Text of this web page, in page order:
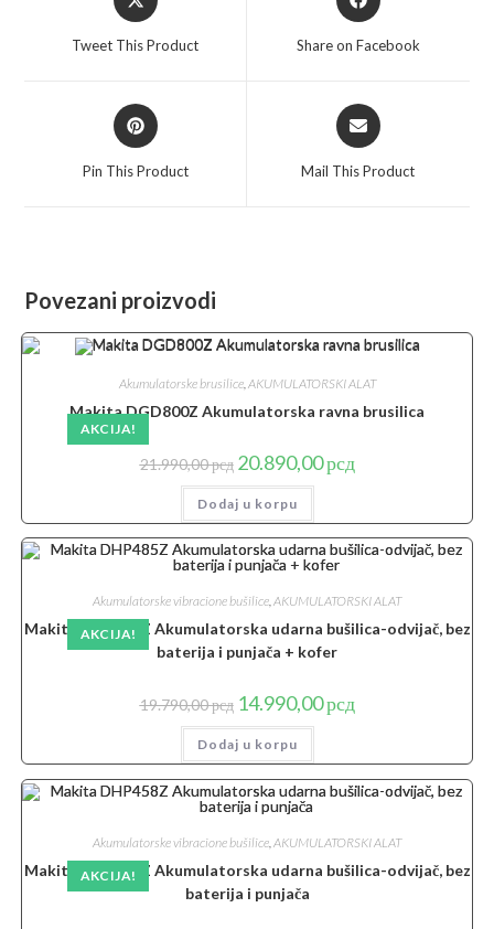
in
Tweet This Product
in
Share on Facebook
Opens
in
Pin This Product
Opens
in
Mail This Product
Povezani proizvodi
AKCIJA!
Akumulatorske brusilice, AKUMULATORSKI ALAT
Makita DGD800Z Akumulatorska ravna brusilica
21.990,00рсд Originalna
cena
je
bila:
21.990,00 рсд.
20.890,00рсдTrenutna
cena
Dodaj u korpu
AKCIJA!
Akumulatorske vibracione bušilice,AKUMULATORSKI ALAT
Makita DHP485Z Akumulatorska udarna bušilica-odvijač, bez
baterija i punjača + kofer
19.790,00рсд Originalna
cena
je
bila:
19.790,00 рсд.
14.990,00рсдTrenutna
cena
Dodaj u korpu
AKCIJA!
Akumulatorske vibracione bušilice AKUMULATORSKI ALAT
Makita DHP458Z Akumulatorska udarna bušilica-odvijač, bez
baterija i punjača